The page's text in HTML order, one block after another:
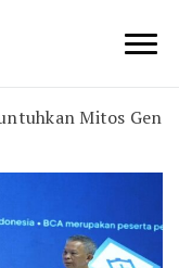
Mitos Gen